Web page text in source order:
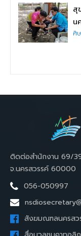
สุ
น
ศิ
ติดต่อสำนักงาน 69/
จ.นครสวรรค์ 60000
056-050997
สังฆมณฑลนครสว